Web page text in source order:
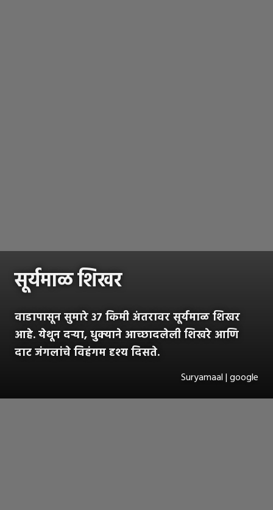
सूर्यमाळ शिखर
वाडापासून सुमारे ३७ किमी अंतरावर सूर्यमाळ शिखर
आहे. येथून दऱ्या, धुक्याने आच्छादलेली शिखरे आणि
दाट जंगलांचे विहंगम दृश्य दिसते.
Suryamaal | google